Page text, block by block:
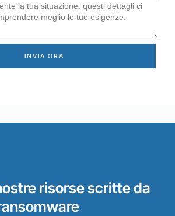
INVIA ORA
risorse scritte da